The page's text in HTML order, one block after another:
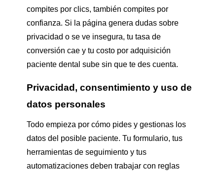
compites por clics, también compites por
confianza. Si la página genera dudas sobre
privacidad o se ve insegura, tu tasa de
conversión cae y tu costo por adquisición
paciente dental sube sin que te des cuenta.
Privacidad, consentimiento y uso de
datos personales
Todo empieza por cómo pides y gestionas los
datos del posible paciente. Tu formulario, tus
herramientas de seguimiento y tus
automatizaciones deben trabajar con reglas